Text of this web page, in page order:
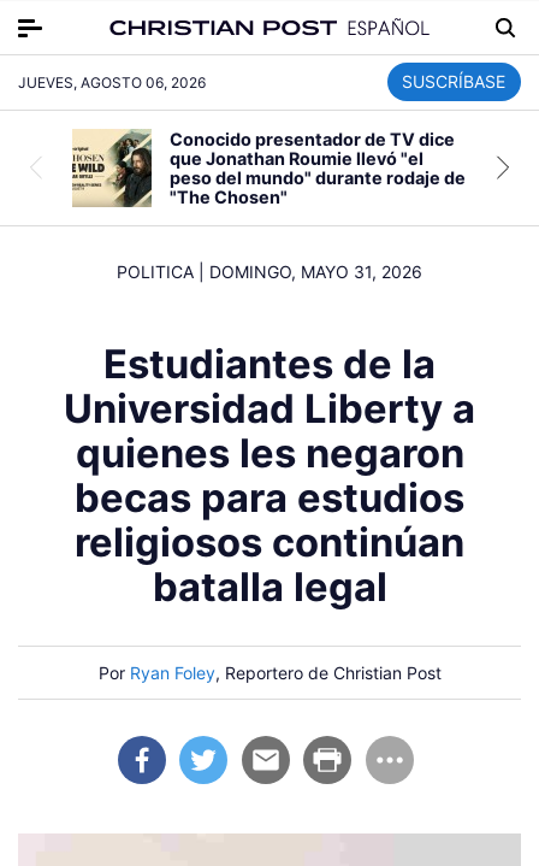
JUEVES, AGOSTO 06, 2026 SUSCRÍBASE
Conocido presentador de TV dice
que Jonathan Roumie llevó "el
peso del mundo" durante rodaje de
"The Chosen"
POLITICA DOMINGO, MAYO 31, 2026
Estudiantes de la
Universidad Liberty a
quienes les negaron
becas para estudios
religiosos continúan
batalla legal
Por Ryan Foley, Reportero de Christian Post